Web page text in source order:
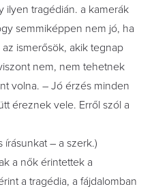
ilyen tragédián. a kamerák
semmiképpen nem jó, ha
ismerősök, akik tegnap
nem, nem tehetnek
volna. – Jó érzés minden
éreznek vele. Erről szól a
– a szerk.)
a nők érintettek a
a tragédia, a fájdalomban